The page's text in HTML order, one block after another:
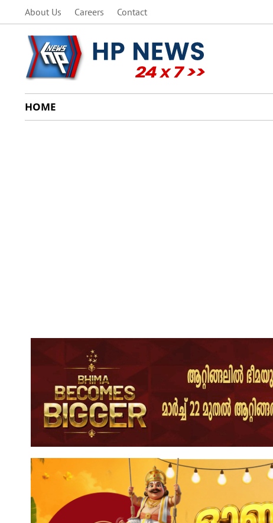
About Us Careers Contact
HOME